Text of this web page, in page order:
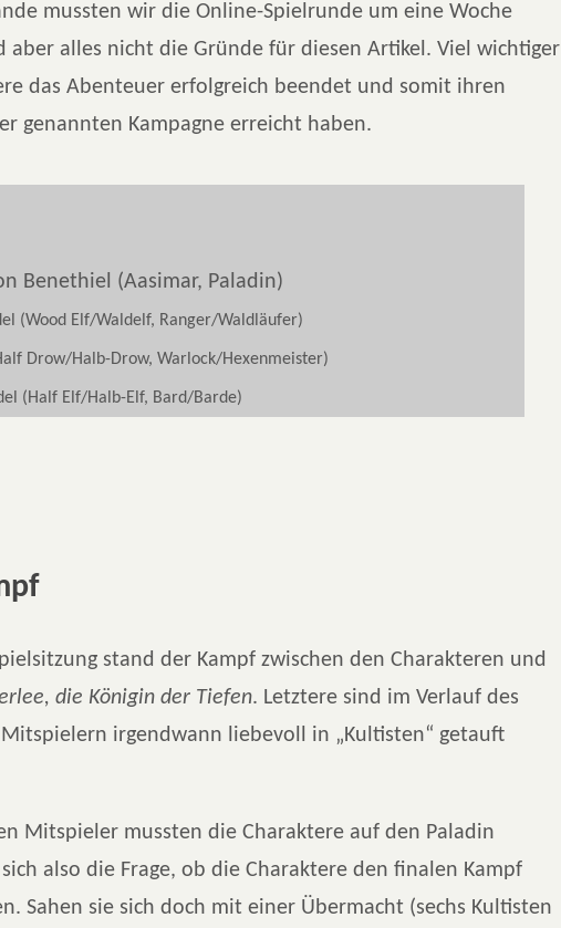
mussten wir die Online-Spielrunde um eine Woche
aber alles nicht die Gründe für diesen Artikel. Viel wichtiger
das Abenteuer erfolgreich beendet und somit ihren
genannten Kampagne erreicht haben.
Benethiel (Aasimar, Paladin)
(Wood Elf/Waldelf, Ranger/Waldläufer)
Drow/Halb-Drow, Warlock/Hexenmeister)
(Half Elf/Halb-Elf, Bard/Barde)
stand der Kampf zwischen den Charakteren und
die Königin der Tiefen. Letztere sind im Verlauf des
irgendwann liebevoll in „Kultisten“ getauft
Mitspieler mussten die Charaktere auf den Paladin
also die Frage, ob die Charaktere den finalen Kampf
Sahen sie sich doch mit einer Übermacht (sechs Kultisten